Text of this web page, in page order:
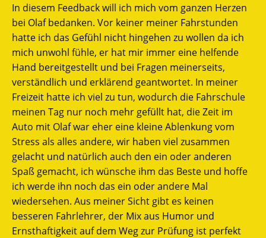
In diesem Feedback will ich mich vom ganzen Herzen
bei Olaf bedanken. Vor keiner meiner Fahrstunden
hatte ich das Gefühl nicht hingehen zu wollen da ich
mich unwohl fühle, er hat mir immer eine helfende
Hand bereitgestellt und bei Fragen meinerseits,
verständlich und erklärend geantwortet. In meiner
Freizeit hatte ich viel zu tun, wodurch die Fahrschule
meinen Tag nur noch mehr gefüllt hat, die Zeit im
Auto mit Olaf war eher eine kleine Ablenkung vom
Stress als alles andere, wir haben viel zusammen
gelacht und natürlich auch den ein oder anderen
Spaß gemacht, ich wünsche ihm das Beste und hoffe
ich werde ihn noch das ein oder andere Mal
wiedersehen. Aus meiner Sicht gibt es keinen
besseren Fahrlehrer, der Mix aus Humor und
Ernsthaftigkeit auf dem Weg zur Prüfung ist perfekt